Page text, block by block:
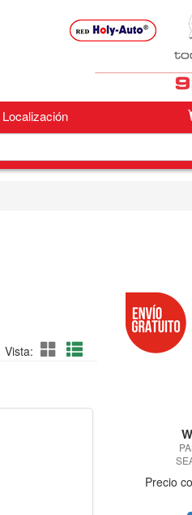
Localización
Vista:
Precio